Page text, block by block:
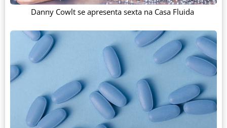
Danny Cowlt se apresenta sexta na Casa Fluida